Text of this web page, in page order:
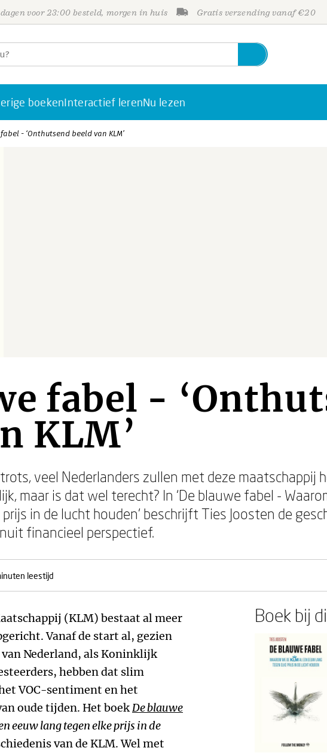
voor 23:00 besteld, morgen in huis Gratis verzending vanaf €20
boekenInteractief lerenNu lezen
- ‘Onthutsend beeld van KLM’
fabel -
KLM’
veel Nederlanders zullen met deze maatschappij
maar is dat wel terecht? In ‘De blauwe fabel -
in de lucht houden’ beschrijft Ties Joosten de
financieel perspectief.
leestijd
(KLM) bestaat al meer
Vanaf de start al, gezien
Nederland, als Koninklijk
hebben dat slim
VOC-sentiment en het
oude tijden. Het boekDe blauwe
eeuw lang tegen elke prijs in de
van de KLM. Wel met
Boek bij
Personen